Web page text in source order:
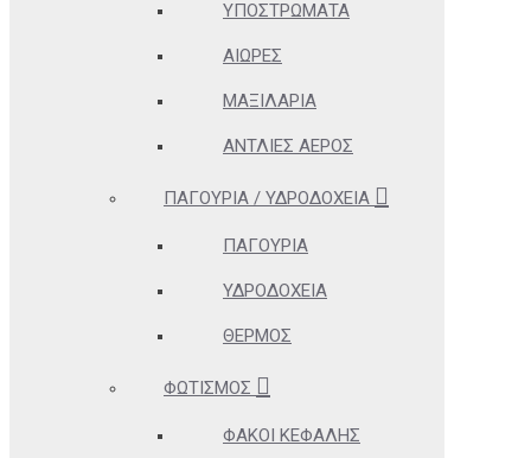
ΥΠΟΣΤΡΏΜΑΤΑ
ΑΙΏΡΕΣ
ΜΑΞΙΛΆΡΙΑ
ΑΝΤΛΊΕΣ ΑΈΡΟΣ
ΠΑΓΟΎΡΙΑ / ΥΔΡΟΔΟΧΕΊΑ
ΠΑΓΟΎΡΙΑ
ΥΔΡΟΔΟΧΕΊΑ
ΘΕΡΜΌΣ
ΦΩΤΙΣΜΌΣ
ΦΑΚΟΊ ΚΕΦΑΛΉΣ